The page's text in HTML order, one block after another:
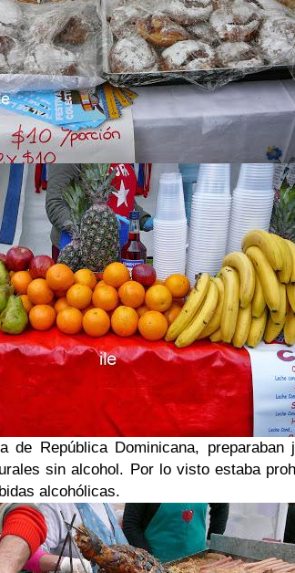
de República Dominicana, preparaban
sin alcohol. Por lo visto estaba
alcohólicas.